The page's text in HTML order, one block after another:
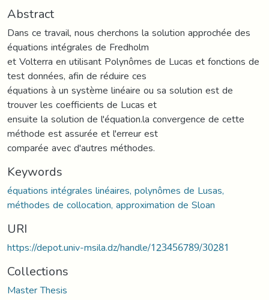
Abstract
Dans ce travail, nous cherchons la solution approchée des
équations intégrales de Fredholm
et Volterra en utilisant Polynômes de Lucas et fonctions de
test données, afin de réduire ces
équations à un système linéaire ou sa solution est de
trouver les coefficients de Lucas et
ensuite la solution de l'équation.la convergence de cette
méthode est assurée et l'erreur est
comparée avec d'autres méthodes.
Keywords
équations intégrales linéaires, polynômes de Lusas,
méthodes de collocation, approximation de Sloan
URI
https://depot.univ-msila.dz/handle/123456789/30281
Collections
Master Thesis